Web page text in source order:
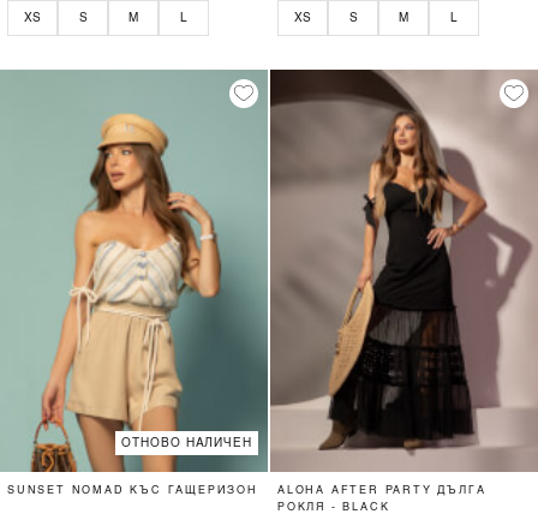
XS S M L XS S M L
ОТНОВО НАЛИЧЕН
SUNSET NOMAD КЪС ГАЩЕРИЗОН
ALOHA AFTER PARTY ДЪЛГА
РОКЛЯ - BLACK